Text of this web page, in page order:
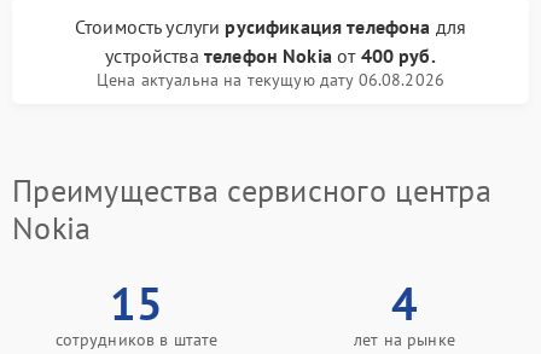
Стоимость услуги русификация телефона для
устройства телефон Nokia от 400 руб.
Цена актуальна на текущую дату 06.08.2026
Преимущества сервисного центра
Nokia
15
сотрудников в штате
4
лет на рынке